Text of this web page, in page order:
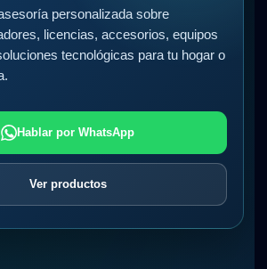
personalizada sobre
licencias, accesorios, equipos
tecnológicas para tu hogar o
Hablar por WhatsApp
Ver productos